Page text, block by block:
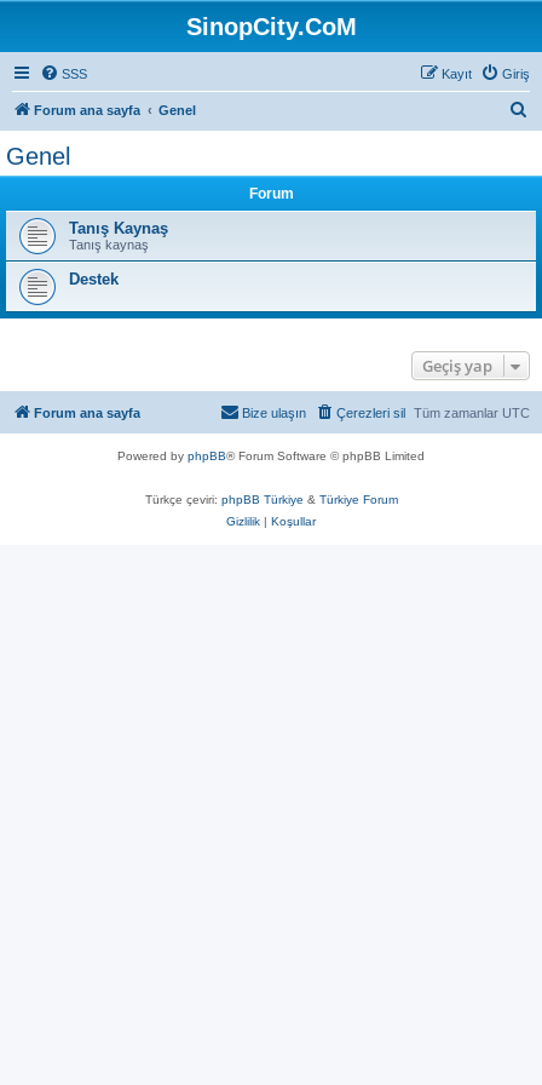
SinopCity.CoM
SSS Giriş
Kayıt
Forum ana sayfa Genel
Genel
Forum
Tanış Kaynaş
Tanış kaynaş
Destek
Geçiş yap
Forum ana sayfa Tüm zamanlar UTC
Çerezleri sil
Bize ulaşın
Powered by phpBB® Forum Software © phpBB Limited
Türkçe çeviri: phpBB Türkiye & Türkiye Forum
Gizlilik | Koşullar